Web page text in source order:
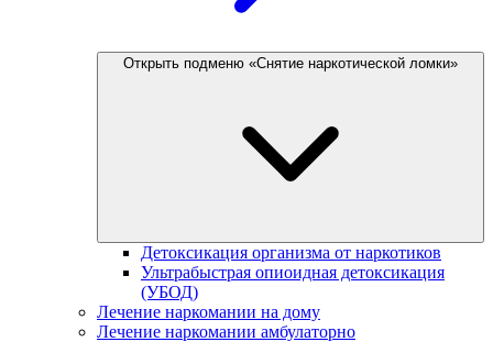
Открыть подменю «Снятие наркотической ломки»
Детоксикация организма от наркотиков
Ультрабыстрая опиоидная детоксикация
(УБОД)
Лечение наркомании на дому
Лечение наркомании амбулаторно